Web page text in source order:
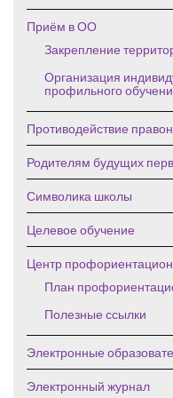
Приём в ОО
Закрепление
Организация
профильного
Противодействие
Родителям будущих
Символика школы
Целевое обучение
Центр
План
Полезные ссылки
Электронные
Электронный журнал